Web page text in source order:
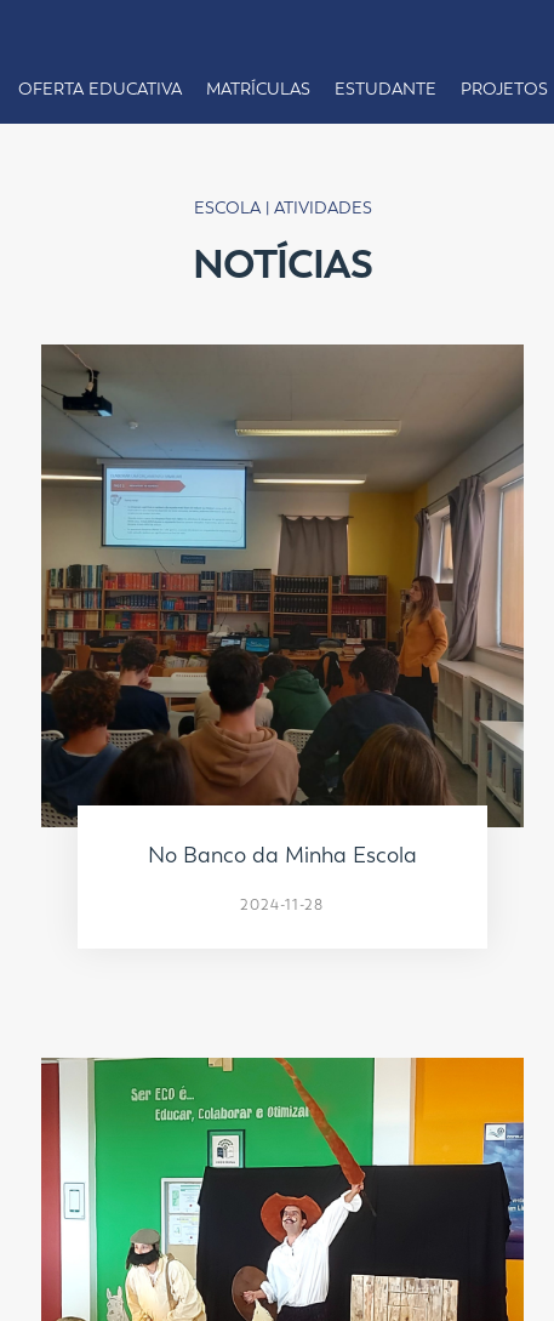
OFERTA EDUCATIVA MATRÍCULAS ESTUDANTE PROJETOS
ESCOLA | ATIVIDADES
NOTÍCIAS
No Banco da Minha Escola
2024-11-28